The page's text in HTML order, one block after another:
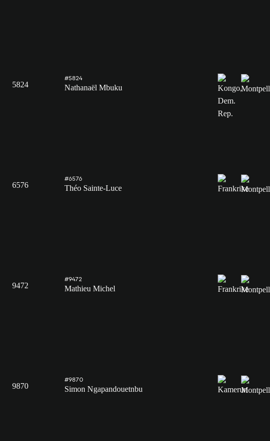
5824
#5824
Nathanaël Mbuku
6576
#6576
Théo Sainte-Luce
9472
#9472
Mathieu Michel
9870
#9870
Simon Ngapandouetnbu